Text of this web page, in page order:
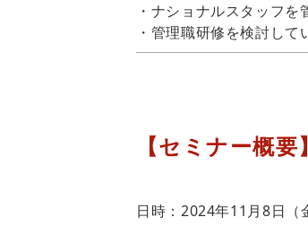
・ナショナルスタッフ
・管理職研修を検討して
【セミナー概要
日時：2024年11月8日（